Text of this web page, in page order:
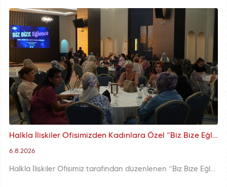
Halkla İlişkiler Ofisimizden Kadınlara Özel “Biz Bize Eğlence” Buluşması
6.8.2026
Halkla İlişkiler Ofisimiz tarafından düzenlenen “Biz Bize Eğlence” programı kapsamında, Neslişah Sultan Kültür Merkezi’nde kadınlara yönelik gerçekleştirilen etkinlikte katılımcılar, fasıl ekibinin seslendirdiği eserler eşliğinde keyifli vakit geçirdi.